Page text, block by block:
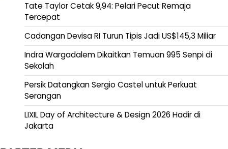
Tate Taylor Cetak 9,94: Pelari Pecut Remaja
Tercepat
Cadangan Devisa RI Turun Tipis Jadi US$145,3 Miliar
Indra Wargadalem Dikaitkan Temuan 995 Senpi di
Sekolah
Persik Datangkan Sergio Castel untuk Perkuat
Serangan
LIXIL Day of Architecture & Design 2026 Hadir di
Jakarta